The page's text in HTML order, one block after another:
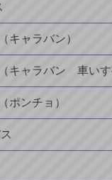
キャラバン）
キャラバン 車いす
ポンチョ）